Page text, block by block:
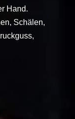
Hand.
Schälen,